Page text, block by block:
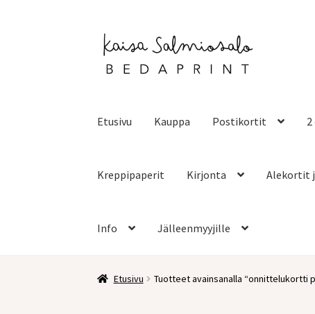
Siirry
navigointiin
Siirry
sisältöön
Etusivu Kauppa Postikortit
Kreppipaperit Kirjonta Alekortit
Info Jälleenmyyjille
Etusivu Tuotteet avainsanalla “onnittelukortti